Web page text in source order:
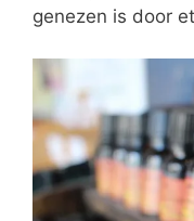
genezen is door